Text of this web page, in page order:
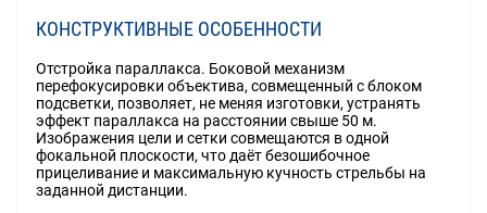
КОНСТРУКТИВНЫЕ ОСОБЕННОСТИ
Отстройка параллакса. Боковой механизм
перефокусировки объектива, совмещенный с блоком
подсветки, позволяет, не меняя изготовки, устранять
эффект параллакса на расстоянии свыше 50 м.
Изображения цели и сетки совмещаются в одной
фокальной плоскости, что даёт безошибочное
прицеливание и максимальную кучность стрельбы на
заданной дистанции.